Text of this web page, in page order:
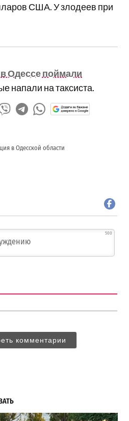
США. У злодеев при
в Одессе поймали
напали на таксиста.
в Одесской области
500
комментарии